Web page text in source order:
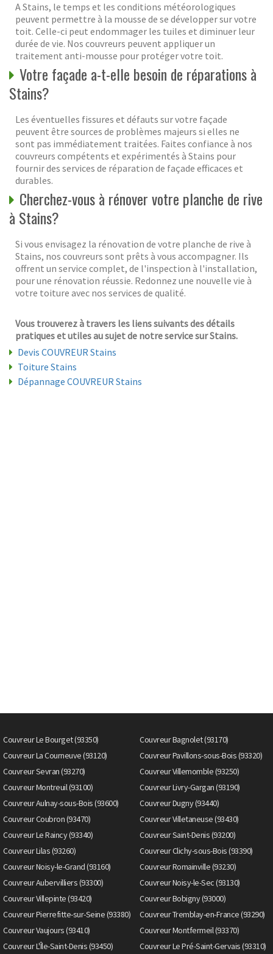
A Stains, le temps et les conditions météorologiques
peuvent permettre à la mousse de se développer sur votre
toit. Celle-ci peut endommager les tuiles et diminuer leur
durée de vie. Nos couvreurs peuvent appliquer un
traitement anti-mousse pour protéger votre toit.
Votre façade a-t-elle besoin de réparations à
Stains?
Les éventuelles fissures et défauts sur votre façade
peuvent être sources de problèmes majeurs si elles ne
sont pas immédiatement traitées. Faites confiance à nos
couvreurs compétents et expérimentés à Stains pour
fournir des services de réparation de façade efficaces et
durables.
Cherchez-vous à rénover votre planche de rive
à Stains?
Si vous envisagez la rénovation de votre planche de rive à
Stains, nos couvreurs sont prêts à vous accompagner. Ils
offrent un service complet, de l'inspection à l'installation,
pour une rénovation réussie. Redonnez une nouvelle vie à
votre toiture avec nos services de qualité.
Vous trouverez à travers les liens suivants des détails
pratiques et utiles au sujet de notre service sur Stains.
Devis COUVREUR Stains
Toiture Stains
Dépannage COUVREUR Stains
Couvreur Le Bourget (93350)
Couvreur Bagnolet (93170)
Couvreur La Courneuve (93120)
Couvreur Pavillons-sous-Bois (93320)
Couvreur Sevran (93270)
Couvreur Villemomble (93250)
Couvreur Montreuil (93100)
Couvreur Livry-Gargan (93190)
Couvreur Aulnay-sous-Bois (93600)
Couvreur Dugny (93440)
Couvreur Coubron (93470)
Couvreur Villetaneuse (93430)
Couvreur Le Raincy (93340)
Couvreur Saint-Denis (93200)
Couvreur Lilas (93260)
Couvreur Clichy-sous-Bois (93390)
Couvreur Noisy-le-Grand (93160)
Couvreur Romainville (93230)
Couvreur Aubervilliers (93300)
Couvreur Noisy-le-Sec (93130)
Couvreur Villepinte (93420)
Couvreur Bobigny (93000)
Couvreur Pierrefitte-sur-Seine (93380)
Couvreur Tremblay-en-France (93290)
Couvreur Vaujours (93410)
Couvreur Montfermeil (93370)
Couvreur L'Île-Saint-Denis (93450)
Couvreur Le Pré-Saint-Gervais (93310)